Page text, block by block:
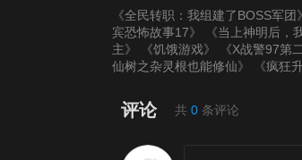
《全民转职：我组建了BOSS军团》
宾恐怖故事17》
《当上神明后，
主》
《饥饿游戏》 《X战警97第
仙树之杂灵根也能修仙》
《疯狂
评论 共 0条评论